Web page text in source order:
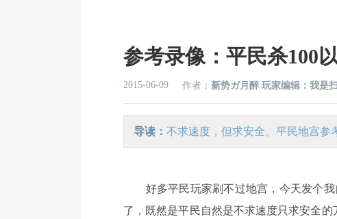
参考录像：平民杀100
2015-06-09 作者： 新势ガ月醉 玩家编辑：我是
导读： 不求速度，但求安全。平民地宫参
好多平民玩家刷不过地宫，今天发个我
了，既然是平民自然是不求速度只求安全